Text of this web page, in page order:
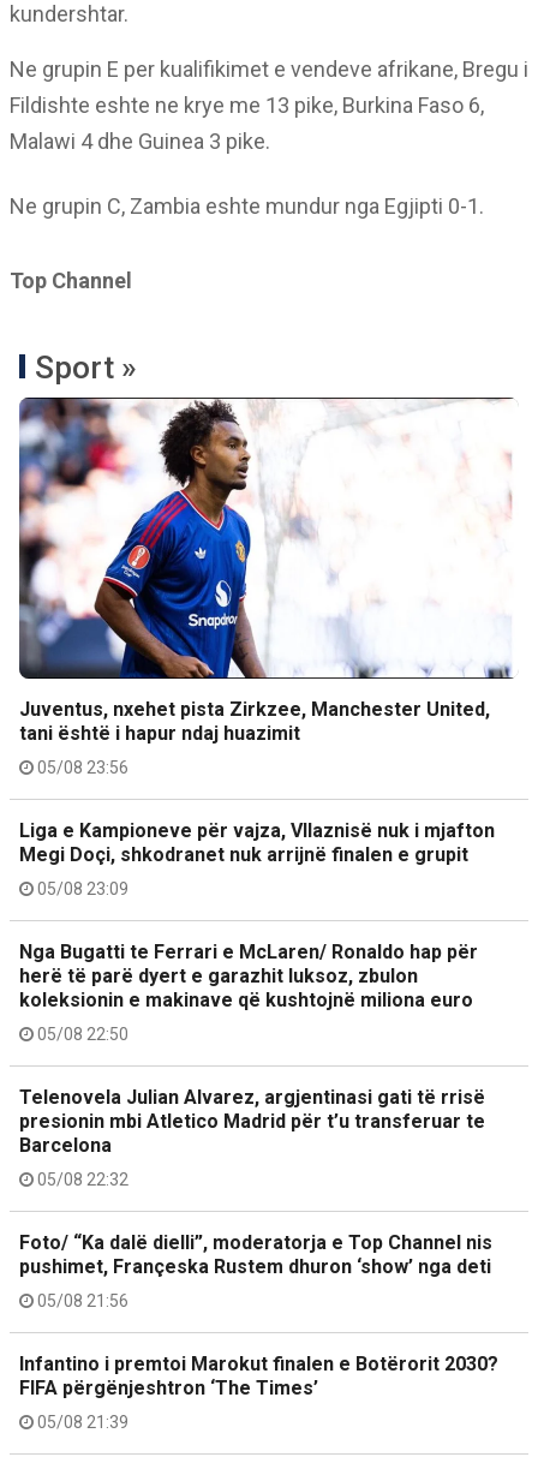
kundershtar.
Ne grupin E per kualifikimet e vendeve afrikane, Bregu i
Fildishte eshte ne krye me 13 pike, Burkina Faso 6,
Malawi 4 dhe Guinea 3 pike.
Ne grupin C, Zambia eshte mundur nga Egjipti 0-1.
Top Channel
Sport »
Juventus, nxehet pista Zirkzee, Manchester United,
tani është i hapur ndaj huazimit
05/08 23:56
Liga e Kampioneve për vajza, Vllaznisë nuk i mjafton
Megi Doçi, shkodranet nuk arrijnë finalen e grupit
05/08 23:09
Nga Bugatti te Ferrari e McLaren/ Ronaldo hap për
herë të parë dyert e garazhit luksoz, zbulon
koleksionin e makinave që kushtojnë miliona euro
05/08 22:50
Telenovela Julian Alvarez, argjentinasi gati të rrisë
presionin mbi Atletico Madrid për t’u transferuar te
Barcelona
05/08 22:32
Foto/ “Ka dalë dielli”, moderatorja e Top Channel nis
pushimet, Françeska Rustem dhuron ‘show’ nga deti
05/08 21:56
Infantino i premtoi Marokut finalen e Botërorit 2030?
FIFA përgënjeshtron ‘The Times’
05/08 21:39